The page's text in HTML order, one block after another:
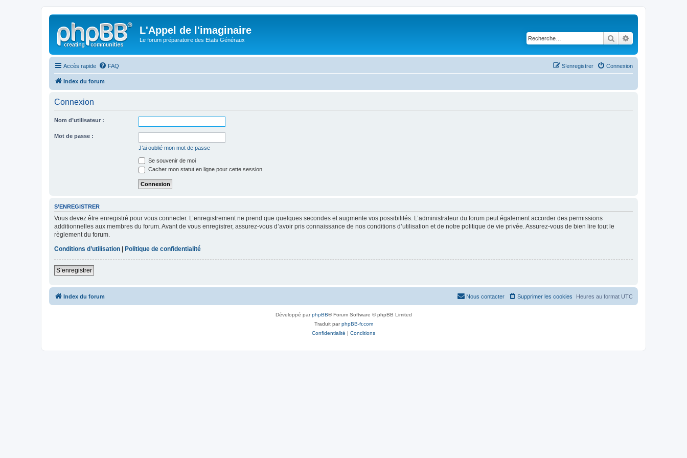
L'Appel de l'imaginaire
Le forum préparatoire des Etats Généraux Rechercher
Accès rapide FAQ Connexion
S’enregistrer
Index du forum
Connexion
Nom d’utilisateur :
Mot de passe :
J’ai oublié mon mot de passe
Se souvenir de moi
Cacher mon statut en ligne pour cette session
S’ENREGISTRER
Vous devez être enregistré pour vous connecter. L’enregistrement ne prend que quelques secondes et augmente vos possibilités. L’administrateur du forum peut également accorder des permissions
additionnelles aux membres du forum. Avant de vous enregistrer, assurez-vous d’avoir pris connaissance de nos conditions d’utilisation et de notre politique de vie privée. Assurez-vous de bien lire tout le
règlement du forum.
Conditions d’utilisation
Politique de confidentialité
S’enregistrer
Index du forum Heures au format UTC
Supprimer les cookies
Nous contacter
Développé parphpBB® Forum Software © phpBB Limited
Traduit parphpBB-fr.com
Confidentialité | Conditions